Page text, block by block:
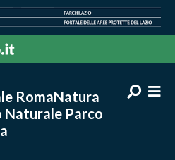
RomaNatura
Naturale Parco